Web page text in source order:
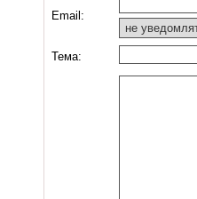
Email:
Тема: